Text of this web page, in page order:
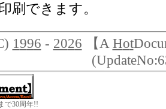
刷できます。
1996 - 2026 【A Hot
で30周年!!